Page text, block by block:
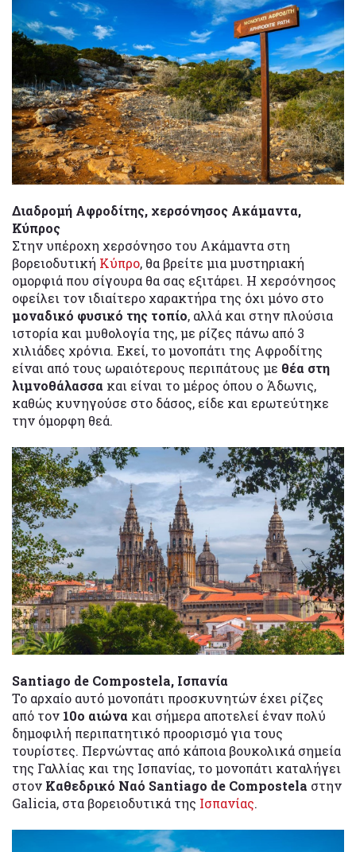
Διαδρομή Αφροδίτης, χερσόνησος Ακάμαντα,
Κύπρος
Στην υπέροχη χερσόνησο του Ακάμαντα στη
βορειοδυτική Κύπρο, θα βρείτε μια μυστηριακή
ομορφιά που σίγουρα θα σας εξιτάρει. Η χερσόνησος
οφείλει τον ιδιαίτερο χαρακτήρα της όχι μόνο στο
μοναδικό φυσικό της τοπίο, αλλά και στην πλούσια
ιστορία και μυθολογία της, με ρίζες πάνω από 3
χιλιάδες χρόνια. Εκεί, το μονοπάτι της Αφροδίτης
είναι από τους ωραιότερους περιπάτους με θέα στη
λιμνοθάλασσα και είναι το μέρος όπου ο Άδωνις,
καθώς κυνηγούσε στο δάσος, είδε και ερωτεύτηκε
την όμορφη θεά.
Santiago de Compostela, Ισπανία
Το αρχαίο αυτό μονοπάτι προσκυνητών έχει ρίζες
από τον 10ο αιώνα και σήμερα αποτελεί έναν πολύ
δημοφιλή περιπατητικό προορισμό για τους
τουρίστες. Περνώντας από κάποια βουκολικά σημεία
της Γαλλίας και της Ισπανίας, το μονοπάτι καταλήγει
στον Καθεδρικό Ναό Santiago de Compostela στην
Galicia, στα βορειοδυτικά της Ισπανίας.